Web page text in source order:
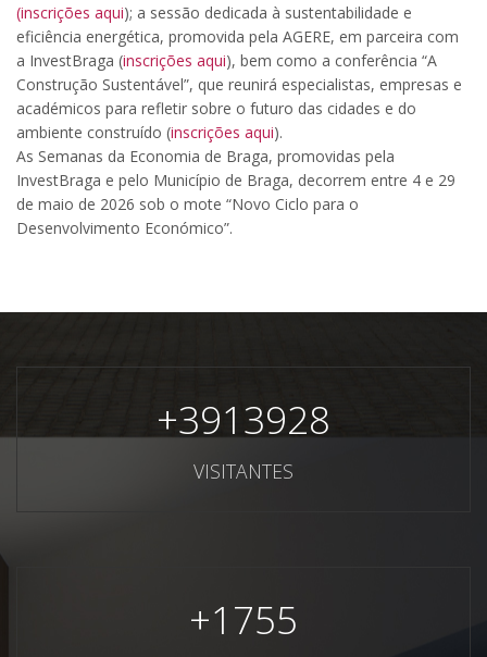
(inscrições aqui); a sessão dedicada à sustentabilidade e
eficiência energética, promovida pela AGERE, em parceira com
a InvestBraga (inscrições aqui), bem como a conferência “A
Construção Sustentável”, que reunirá especialistas, empresas e
académicos para refletir sobre o futuro das cidades e do
ambiente construído (inscrições aqui).
As Semanas da Economia de Braga, promovidas pela
InvestBraga e pelo Município de Braga, decorrem entre 4 e 29
de maio de 2026 sob o mote “Novo Ciclo para o
Desenvolvimento Económico”.
+3913928
VISITANTES
+1755